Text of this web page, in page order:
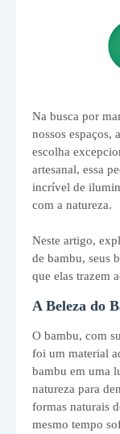
Na busca por
nossos espaços,
escolha
artesanal, essa
incrível de
com a natureza.
Neste artigo,
de bambu, seus
que elas trazem
A Beleza do
O bambu, com
foi um material
bambu em uma
natureza para
formas naturais
mesmo tempo